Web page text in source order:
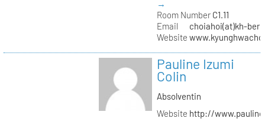
→
Room NumberC1.11
Email
choiahoi(at)kh-
Website
Pauline Izumi
Colin
Absolventin
Website http://